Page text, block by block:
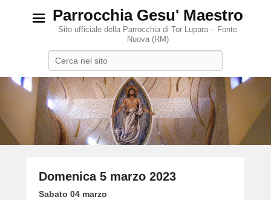
Parrocchia Gesu' Maestro
Sito ufficiale della Parrocchia di Tor Lupara – Fonte
Nuova (RM)
Domenica 5 marzo 2023
P
Sabato 04 marzo